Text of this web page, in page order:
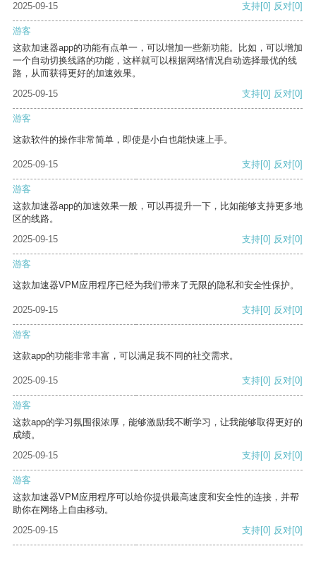
2025-09-15 支持[0] 反对[0]
游客
这款加速器app的功能有点单一，可以增加一些新功能。比如，可以增加
一个自动切换线路的功能，这样就可以根据网络情况自动选择最优的线
路，从而获得更好的加速效果。
2025-09-15
支持[0] 反对[0]
游客
这款软件的操作非常简单，即使是小白也能快速上手。
2025-09-15 支持[0] 反对[0]
游客
这款加速器app的加速效果一般，可以再提升一下，比如能够支持更多地
区的线路。
2025-09-15
支持[0] 反对[0]
游客
这款加速器VPM应用程序已经为我们带来了无限的隐私和安全性保护。
2025-09-15 支持[0] 反对[0]
游客
这款app的功能非常丰富，可以满足我不同的社交需求。
2025-09-15 支持[0] 反对[0]
游客
这款app的学习氛围很浓厚，能够激励我不断学习，让我能够取得更好的
成绩。
2025-09-15
支持[0] 反对[0]
游客
这款加速器VPM应用程序可以给你提供最高速度和安全性的连接，并帮
助你在网络上自由移动。
2025-09-15
支持[0] 反对[0]